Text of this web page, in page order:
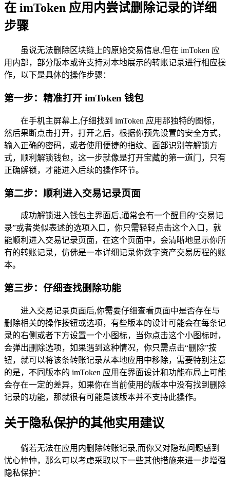
在 imToken 应用内尝试删除记录的详细
步骤
虽说无法删除区块链上的原始交易信息,但在 imToken 应
用内部，部分版本或许支持对本地展示的转账记录进行相应操
作，以下是具体的操作步骤：
第一步：精准打开 imToken 钱包
在手机主屏幕上,仔细找到 imToken 应用那独特的图标，
然后果断点击打开，打开之后，根据你预先设置的安全方式，
输入正确的密码，或者使用便捷的指纹、面部识别等解锁方
式，顺利解锁钱包，这一步就像是打开宝藏的第一道门，只有
正确解锁，才能进入后续的操作环节。
第二步：顺利进入交易记录页面
成功解锁进入钱包主界面后,通常会有一个醒目的“交易记
录”或者类似表述的选项入口，你只需轻轻点击这个入口，就
能顺利进入交易记录页面，在这个页面中，会清晰地显示你所
有的转账记录，仿佛是一本详细记录你数字资产交易历程的账
本。
第三步：仔细查找删除功能
进入交易记录页面后,你需要仔细查看页面中是否存在与
删除相关的操作按钮或选项，有些版本的设计可能会在每条记
录的右侧或者下方设置一个小图标，当你点击这个小图标时，
会弹出删除选项，如果遇到这种情况，你只需点击“删除”按
钮，就可以将该条转账记录从本地应用中移除，需要特别注意
的是，不同版本的 imToken 应用在界面设计和功能布局上可能
会存在一定的差异，如果你在当前使用的版本中没有找到删除
记录的功能，那就很有可能是该版本并不支持此操作。
关于隐私保护的其他实用建议
倘若无法在应用内删除转账记录,而你又对隐私问题感到
忧心忡忡，那么可以考虑采取以下一些其他措施来进一步增强
隐私保护：